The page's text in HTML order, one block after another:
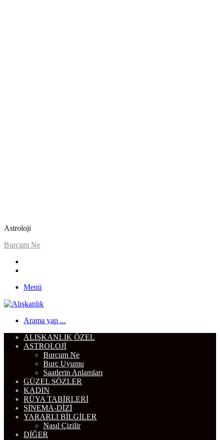
Astroloji
Burcum Ne
Menü
Arama yap ...
ALIŞKANLIK ÖZEL
ASTROLOJI
Burcum Ne
Burç Uyumu
Saatlerin Anlamları
GÜZEL SÖZLER
KADIN
RÜYA TABIRLERI
SINEMA-DIZI
YARARLI BILGILER
Nasıl Çizilir
DIĞER